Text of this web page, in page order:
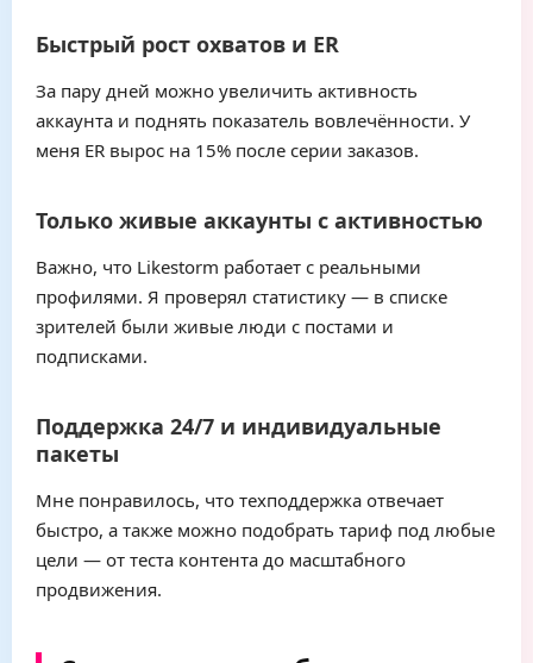
Быстрый рост охватов и ER
За пару дней можно увеличить активность
аккаунта и поднять показатель вовлечённости. У
меня ER вырос на 15% после серии заказов.
Только живые аккаунты с активностью
Важно, что Likestorm работает с реальными
профилями. Я проверял статистику — в списке
зрителей были живые люди с постами и
подписками.
Поддержка 24/7 и индивидуальные
пакеты
Мне понравилось, что техподдержка отвечает
быстро, а также можно подобрать тариф под любые
цели — от теста контента до масштабного
продвижения.